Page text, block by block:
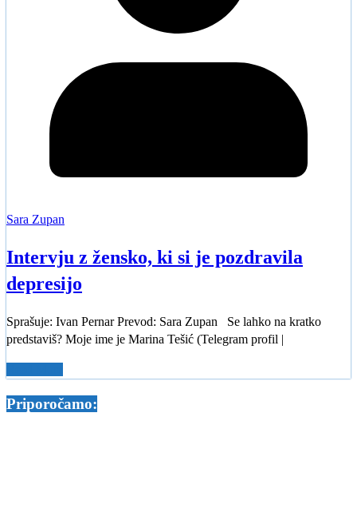
Sara Zupan
Intervju z žensko, ki si je pozdravila
depresijo
Sprašuje: Ivan Pernar Prevod: Sara Zupan Se lahko na kratko
predstaviš? Moje ime je Marina Tešić (Telegram profil |
Priporočamo: